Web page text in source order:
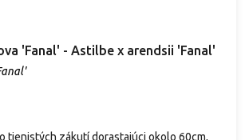
'Fanal' - Astilbe x arendsii 'Fanal'
tienistých zákutí dorastajúci okolo 60cm,